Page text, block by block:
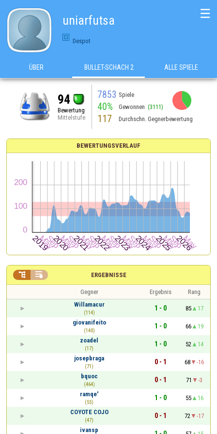
uniarfutsa
Despot
☰
ÜBER BULLET-SCHACH 2 ALLE SPIELE
94
Bewertung
Mittelstufe
7853 Spiele
40% Gewonnen (3111)
117 Durchschn. Gegnerbewertung
BEWERTUNGSVERLAUF
ERGEBNISSE
 
Gegner Ergebnis
Rang
Willamacur
(114)
1 - 0 85
17
giovanifeito
(140)
1 - 0 66
19
zoadel
(17)
1 - 0 52
14
josepbraga
(71)
0 - 1 68
-16
bquoc
(464)
0 - 1 71
-3
ramqe'
(55)
1 - 0 55
16
COYOTE COJO
(47)
0 - 1 72
-17
ivansp